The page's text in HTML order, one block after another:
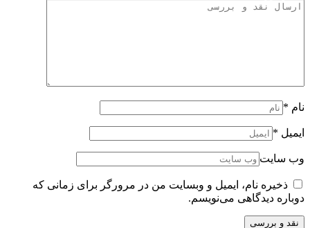
نام *
ایمیل *
وب سایت
ذخیره نام، ایمیل و وبسایت من در مرورگر برای زمانی که
دوباره دیدگاهی می‌نویسم.